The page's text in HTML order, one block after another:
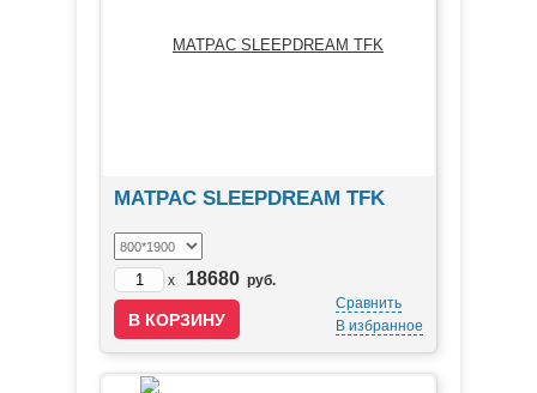
МАТРАС SLEEPDREAM TFK
x 18680 руб.
Сравнить
В избранное